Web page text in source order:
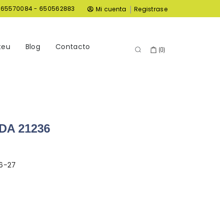
- 650562883 Mi cuenta | Registrase
Blog Contacto (0)
21236
27